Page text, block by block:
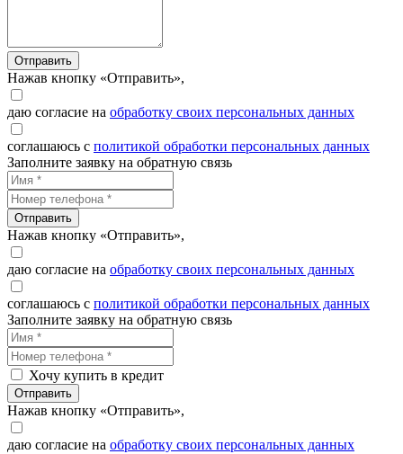
Отправить
Нажав кнопку «Отправить»,
даю согласие на обработку своих персональных данных
соглашаюсь с политикой обработки персональных данных
Заполните заявку на обратную связь
Отправить
Нажав кнопку «Отправить»,
даю согласие на обработку своих персональных данных
соглашаюсь с политикой обработки персональных данных
Заполните заявку на обратную связь
Хочу купить в кредит
Отправить
Нажав кнопку «Отправить»,
даю согласие на обработку своих персональных данных